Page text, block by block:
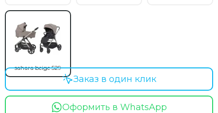
sahara beige 529
Оформить в WhatsApp
Заказ в один клик